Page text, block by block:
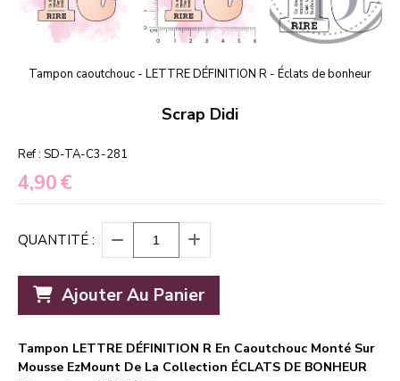
Tampon caoutchouc - LETTRE DÉFINITION R - Éclats de bonheur
Scrap Didi
Ref : SD-TA-C3-281
4,90€
QUANTITÉ :
Ajouter Au Panier
Tampon LETTRE DÉFINITION R En Caoutchouc Monté Sur
Mousse EzMount De La Collection ÉCLATS DE BONHEUR